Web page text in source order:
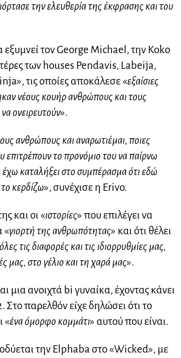
την ελευθερία της έκφρασης και του
εξυμνεί τον George Michael, την Koko
των houses Pendavis, Labeija,
τις οποίες αποκάλεσε «εξαίσιες
νέους κουήρ ανθρώπους και τους
ονειρευτούν».
ανθρώπους και αναρωτιέμαι, ποιες
επιτρέπουν το προνόμιο του να παίρνω
έχω καταλήξει στο συμπέρασμα ότι εδώ
κερδίζω», συνέχισε η Erivo.
και οι «ιστορίες» που επιλέγει να
«γιορτή της ανθρωπότητας» και ότι θέλει
τις διαφορές και τις ιδιορρυθμίες μας,
μας, στο γέλιο και τη χαρά μας».
μια ανοιχτά bi γυναίκα, έχοντας κάνει
παρελθόν είχε δηλώσει ότι το
«ένα όμορφο κομμάτι» αυτού που είναι.
την Elphaba στο «Wicked», με